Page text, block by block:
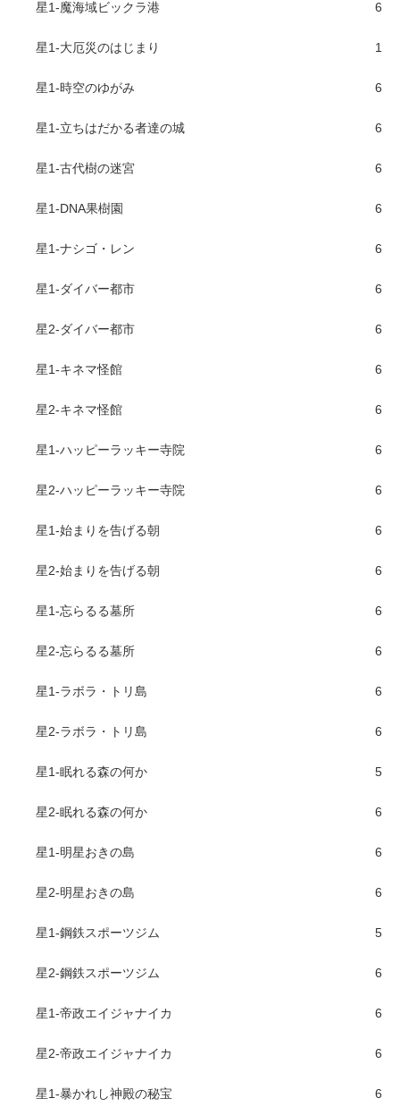
星1-魔海域ビックラ港 6
星1-大厄災のはじまり 1
星1-時空のゆがみ 6
星1-立ちはだかる者達の城 6
星1-古代樹の迷宮 6
星1-DNA果樹園 6
星1-ナシゴ・レン 6
星1-ダイバー都市 6
星2-ダイバー都市 6
星1-キネマ怪館 6
星2-キネマ怪館 6
星1-ハッピーラッキー寺院 6
星2-ハッピーラッキー寺院 6
星1-始まりを告げる朝 6
星2-始まりを告げる朝 6
星1-忘らるる墓所 6
星2-忘らるる墓所 6
星1-ラボラ・トリ島 6
星2-ラボラ・トリ島 6
星1-眠れる森の何か 5
星2-眠れる森の何か 6
星1-明星おきの島 6
星2-明星おきの島 6
星1-鋼鉄スポーツジム 5
星2-鋼鉄スポーツジム 6
星1-帝政エイジャナイカ 6
星2-帝政エイジャナイカ 6
星1-暴かれし神殿の秘宝 6